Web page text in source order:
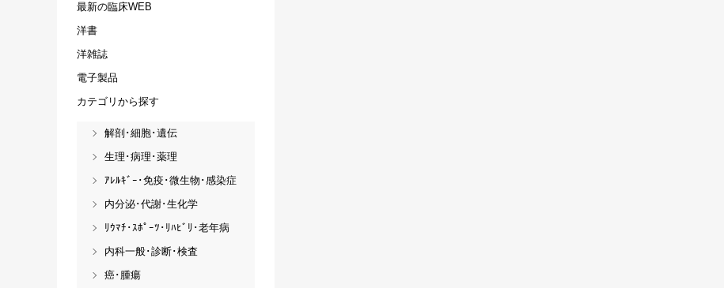
最新の臨床WEB
洋書
洋雑誌
電子製品
カテゴリから探す
解剖･細胞･遺伝
生理･病理･薬理
ｱﾚﾙｷﾞｰ･免疫･微生物･感染症
内分泌･代謝･生化学
ﾘｳﾏﾁ･ｽﾎﾟｰﾂ･ﾘﾊﾋﾞﾘ･老年病
内科一般･診断･検査
癌･腫瘍